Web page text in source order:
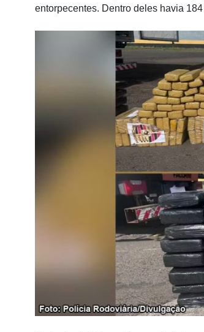
entorpecentes. Dentro deles havia